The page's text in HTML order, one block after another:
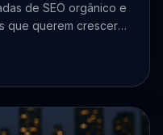
de SEO orgânico e
que querem crescer